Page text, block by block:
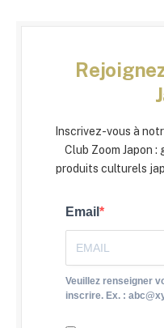
Inscrivez-vous à
Club Zoom Japon
produits culturels
Email
Veuillez renseigner
inscrire. Ex. :